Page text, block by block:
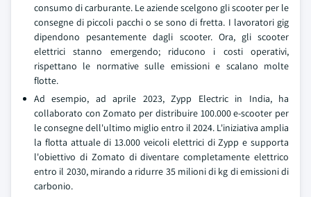
consumo di carburante. Le aziende scelgono gli scooter per le
consegne di piccoli pacchi o se sono di fretta. I lavoratori gig
dipendono pesantemente dagli scooter. Ora, gli scooter
elettrici stanno emergendo; riducono i costi operativi,
rispettano le normative sulle emissioni e scalano molte
flotte.
Ad esempio, ad aprile 2023, Zypp Electric in India, ha
collaborato con Zomato per distribuire 100.000 e-scooter per
le consegne dell'ultimo miglio entro il 2024. L'iniziativa amplia
la flotta attuale di 13.000 veicoli elettrici di Zypp e supporta
l'obiettivo di Zomato di diventare completamente elettrico
entro il 2030, mirando a ridurre 35 milioni di kg di emissioni di
carbonio.